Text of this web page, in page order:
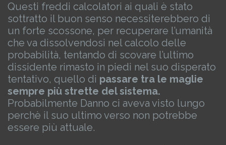
Questi freddi calcolatori ai quali è stato
sottratto il buon senso necessiterebbero di
un forte scossone, per recuperare l’umanità
che va dissolvendosi nel calcolo delle
probabilità, tentando di scovare l’ultimo
dissidente rimasto in piedi nel suo disperato
tentativo, quello di passare tra le maglie
sempre più strette del sistema.
Probabilmente Danno ci aveva visto lungo
perchè il suo ultimo verso non potrebbe
essere più attuale.